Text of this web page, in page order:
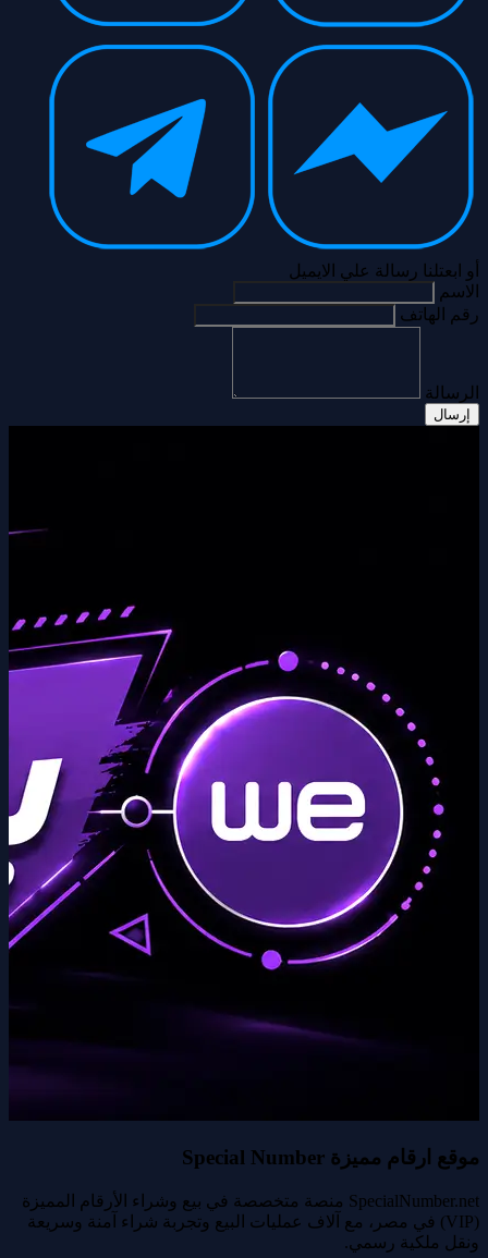
أو ابعتلنا رسالة علي الايميل
الاسم
رقم الهاتف
الرسالة
إرسال
موقع ارقام مميزة Special Number
SpecialNumber.net منصة متخصصة في بيع وشراء الأرقام المميزة
(VIP) في مصر، مع آلاف عمليات البيع وتجربة شراء آمنة وسريعة
ونقل ملكية رسمي.